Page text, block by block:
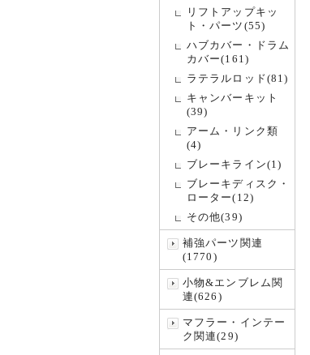
リフトアップキッ
ト・パーツ(55)
ハブカバー・ドラム
カバー(161)
ラテラルロッド(81)
キャンバーキット
(39)
アーム・リンク類
(4)
ブレーキライン(1)
ブレーキディスク・
ローター(12)
その他(39)
補強パーツ関連
(1770)
小物&エンブレム関
連(626)
マフラー・インテー
ク関連(29)